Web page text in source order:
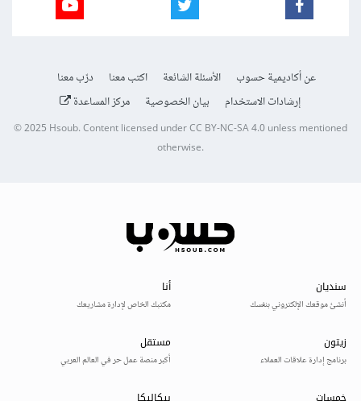
عن أكاديمية حسوب الأسئلة الشائعة اكتب معنا
درّب معنا
إرشادات الاستخدام
بيان الخصوصية مركز المساعدة
© 2025Hsoub.Content licensed underCC BY-NC-SA 4.0unless mentioned
otherwise.